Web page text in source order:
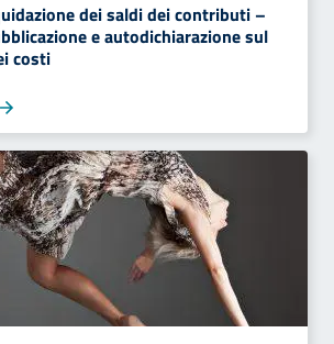
dei saldi dei contributi –
e autodichiarazione sul
costi